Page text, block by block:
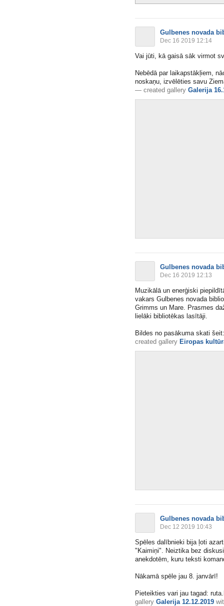
Gulbenes novada
Dec 16 2019 12:14
Vai jūti, kā gaisā sāk virmot
Nebēdā par laikapstākļiem,
noskaņu, izvēlēties savu
— created gallery Galerija
Gulbenes novada
Dec 16 2019 12:13
Muzikālā un enerģiski
vakars Gulbenes novada
Grimms un Mare. Prasmes
lielāki bibliotēkas lasītāji.
Bildes no pasākuma skati
created gallery Eiropas
Gulbenes novada
Dec 12 2019 10:43
Spēles dalībnieki bija ļoti
"Kaimiņi". Neiztika bez
anekdotēm, kuru teksti
Nākamā spēle jau 8. janvārī!
Pieteikties vari jau tagad:
gallery Galerija 12.12.2019